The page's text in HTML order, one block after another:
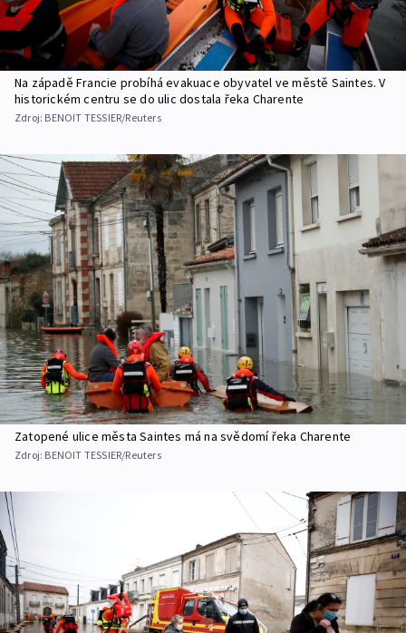
Na západě Francie probíhá evakuace obyvatel ve městě Saintes. V
historickém centru se do ulic dostala řeka Charente
Zdroj: BENOIT TESSIER/Reuters
Zatopené ulice města Saintes má na svědomí řeka Charente
Zdroj: BENOIT TESSIER/Reuters